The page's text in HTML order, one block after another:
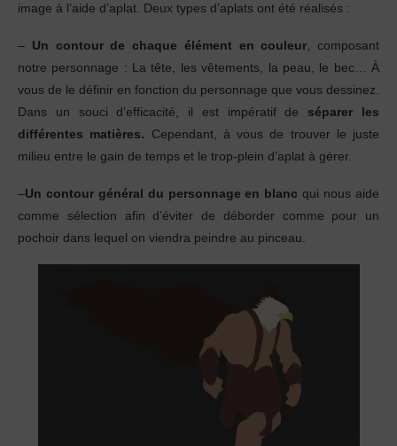
image à l’aide d’aplat. Deux types d’aplats ont été réalisés :
– Un contour de chaque élément en couleur, composant
notre personnage : La tête, les vêtements, la peau, le bec… À
vous de le définir en fonction du personnage que vous dessinez.
Dans un souci d’efficacité, il est impératif de séparer les
différentes matières. Cependant, à vous de trouver le juste
milieu entre le gain de temps et le trop-plein d’aplat à gérer.
–Un contour général du personnage en blanc qui nous aide
comme sélection afin d’éviter de déborder comme pour un
pochoir dans lequel on viendra peindre au pinceau.